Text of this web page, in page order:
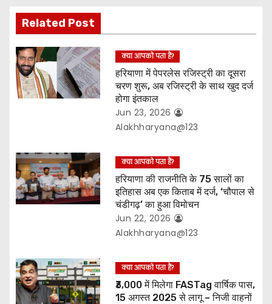
a
t
i
o
Related Post
क्या आपको पता हैं?
हरियाणा में पेपरलेस रजिस्ट्री का दूसरा
चरण शुरू, अब रजिस्ट्री के साथ खुद दर्ज
होगा इंतकाल
Jun 23, 2026
Alakhharyana@123
क्या आपको पता हैं?
हरियाणा की राजनीति के 75 सालों का
इतिहास अब एक किताब में दर्ज, ‘चौपाल से
चंडीगढ़’ का हुआ विमोचन
Jun 22, 2026
Alakhharyana@123
क्या आपको पता हैं?
₹3,000 में मिलेगा FASTag वार्षिक पास,
15 अगस्त 2025 से लागू – निजी वाहनों